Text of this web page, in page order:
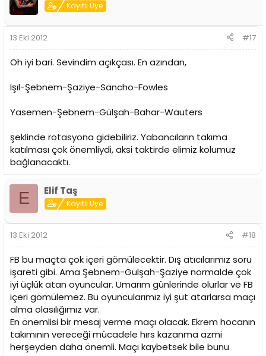
Kayıtlı Üye
13 Eki 2012 #17
Oh iyi bari. Sevindim açıkçası. En azından,
Işıl-Şebnem-Şaziye-Sancho-Fowles
Yasemen-Şebnem-Gülşah-Bahar-Wauters
şeklinde rotasyona gidebiliriz. Yabancıların takıma
katılması çok önemliydi, aksi taktirde elimiz kolumuz
bağlanacaktı.
E Elif Taş
Kayıtlı Üye
13 Eki 2012 #18
FB bu maçta çok içeri gömülecektir. Dış atıcılarımız soru
işareti gibi. Ama Şebnem-Gülşah-Şaziye normalde çok
iyi üçlük atan oyuncular. Umarım günlerinde olurlar ve FB
içeri gömülemez. Bu oyuncularımız iyi şut atarlarsa maçı
alma olasılığımız var.
En önemlisi bir mesaj verme maçı olacak. Ekrem hocanın
takımının vereceği mücadele hırs kazanma azmi
herşeyden daha önemli. Maçı kaybetsek bile bunu